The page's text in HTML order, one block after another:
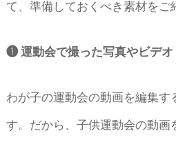
て、準備しておくべき素材をご
❶ 運動会で撮った写真やビデオ
わが子の運動会の動画を編集す
す。だから、子供運動会の動画